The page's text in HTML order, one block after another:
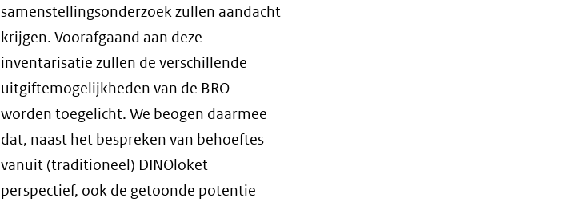
samenstellingsonderzoek zullen aandacht
krijgen. Voorafgaand aan deze
inventarisatie zullen de verschillende
uitgiftemogelijkheden van de BRO
worden toegelicht. We beogen daarmee
dat, naast het bespreken van behoeftes
vanuit (traditioneel) DINOloket
perspectief, ook de getoonde potentie